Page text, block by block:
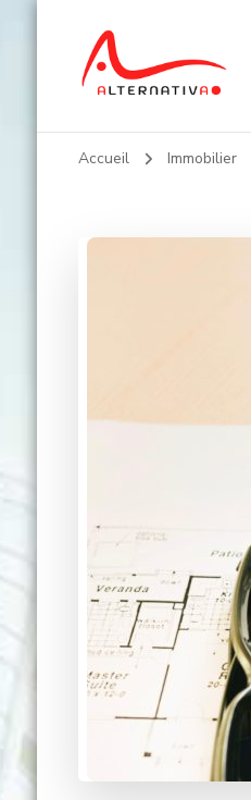
Alternativa
Accueil Immobilier